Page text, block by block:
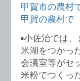
甲賀市の農村
甲賀の農村で
▪︎小佐治では
米湖をつかっ
会議室等がセ
米粉でつくっ